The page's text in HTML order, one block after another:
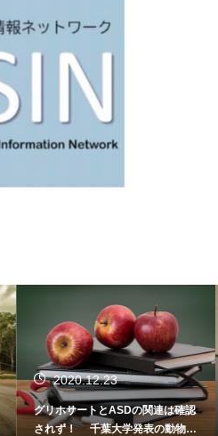
2019.10.30
農薬の安全性はどのように確かめ
られているか（後編）―緊急セミ